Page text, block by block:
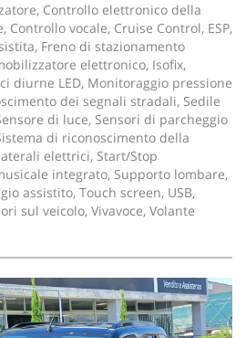
Controllo elettronico della
Controllo vocale, Cruise Control, ESP,
Freno di stazionamento
elettronico, Isofix,
diurne LED, Monitoraggio pressione
dei segnali stradali, Sedile
di luce, Sensori di parcheggio
di riconoscimento della
elettrici, Start/Stop
integrato, Supporto lombare,
assistito, Touch screen, USB,
sul veicolo, Vivavoce, Volante